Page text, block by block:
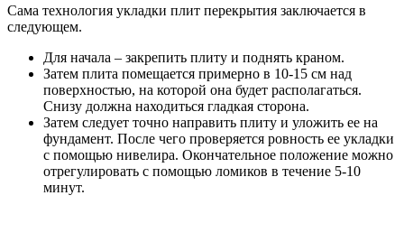
Сама технология укладки плит перекрытия заключается в
следующем.
Для начала – закрепить плиту и поднять краном.
Затем плита помещается примерно в 10-15 см над
поверхностью, на которой она будет располагаться.
Снизу должна находиться гладкая сторона.
Затем следует точно направить плиту и уложить ее на
фундамент. После чего проверяется ровность ее укладки
с помощью нивелира. Окончательное положение можно
отрегулировать с помощью ломиков в течение 5-10
минут.